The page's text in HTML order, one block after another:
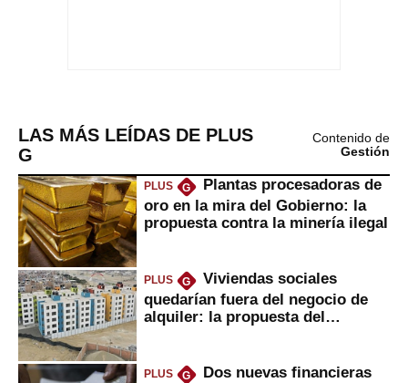
LAS MÁS LEÍDAS DE PLUS
G
Contenido de
Gestión
PLUS G
Plantas procesadoras de
oro en la mira del Gobierno: la
propuesta contra la minería ilegal
PLUS G
Viviendas sociales
quedarían fuera del negocio de
alquiler: la propuesta del
PLUS G
Dos nuevas financieras